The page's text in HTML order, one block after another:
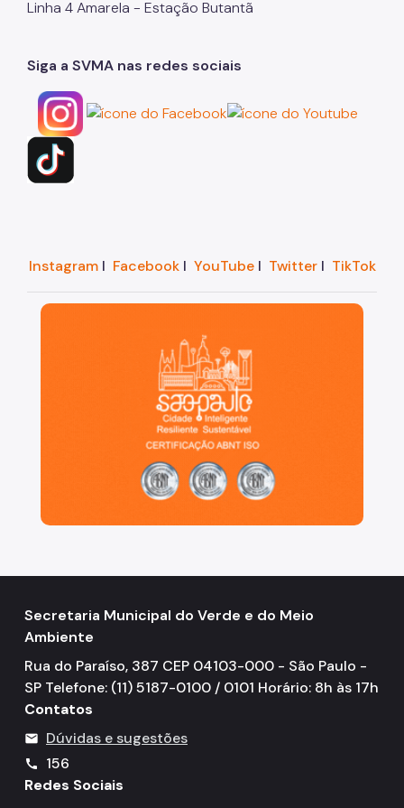
Linha 4 Amarela - Estação Butantã
Siga a SVMA nas redes sociais
InstagramI FacebookI YouTubeI TwitterI TikTok
São Paulo, cidade inteligente, resiliente e sustentável
Secretaria Municipal do Verde e do Meio
Ambiente
Rua do Paraíso, 387 CEP 04103-000 - São Paulo -
SP Telefone: (11) 5187-0100 / 0101 Horário: 8h às 17h
Contatos
mail Dúvidas e sugestões
call
156
Redes Sociais